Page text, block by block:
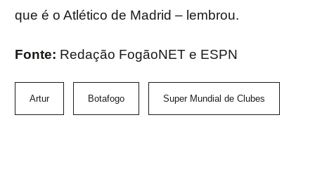
que é o Atlético de Madrid – lembrou.
Fonte: Redação FogãoNET e ESPN
Artur Botafogo Super Mundial de Clubes